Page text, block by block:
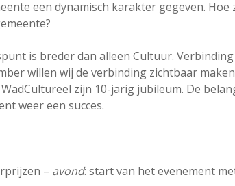
een dynamisch karakter gegeven. Hoe
is breder dan alleen Cultuur.
willen wij de verbinding zichtbaar
zijn 10-jarig jubileum. De
weer een succes.
– avond: start van het evenement